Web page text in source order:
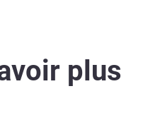
plus